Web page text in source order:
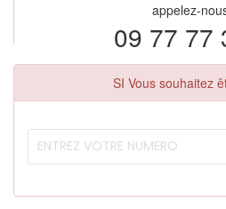
appelez-
09 77 77
SI Vous souhaitez